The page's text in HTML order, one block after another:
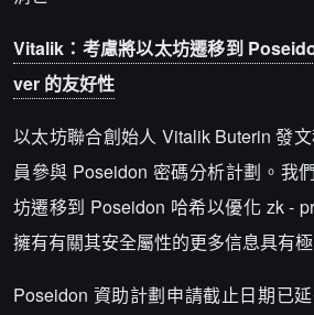
Vitalik：考慮將以太坊遷移到
ver 的友好性
以太坊聯合創始人 Vitalik Buterin 發
員參與 Poseidon 密碼分析計劃。我
坊遷移到 Poseidon 哈希以優化 zk -
擁有有關其安全屬性的更多信息具有
Poseidon 資助計劃申請截止日期已